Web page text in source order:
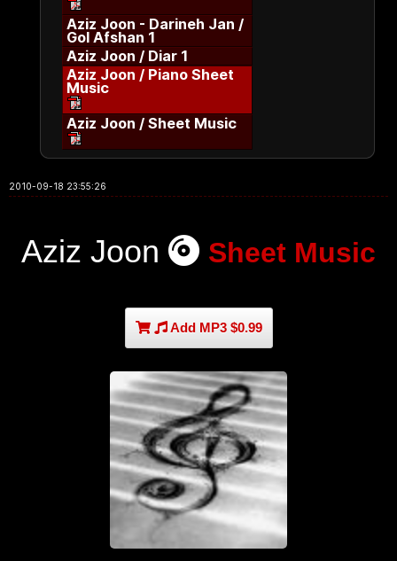
Aziz Joon - Darineh Jan /
Gol Afshan 1
Aziz Joon / Diar 1
Aziz Joon / Piano Sheet
Music
Aziz Joon / Sheet Music
2010-09-18 23:55:26
Aziz Joon Sheet Music
Add MP3 $0.99